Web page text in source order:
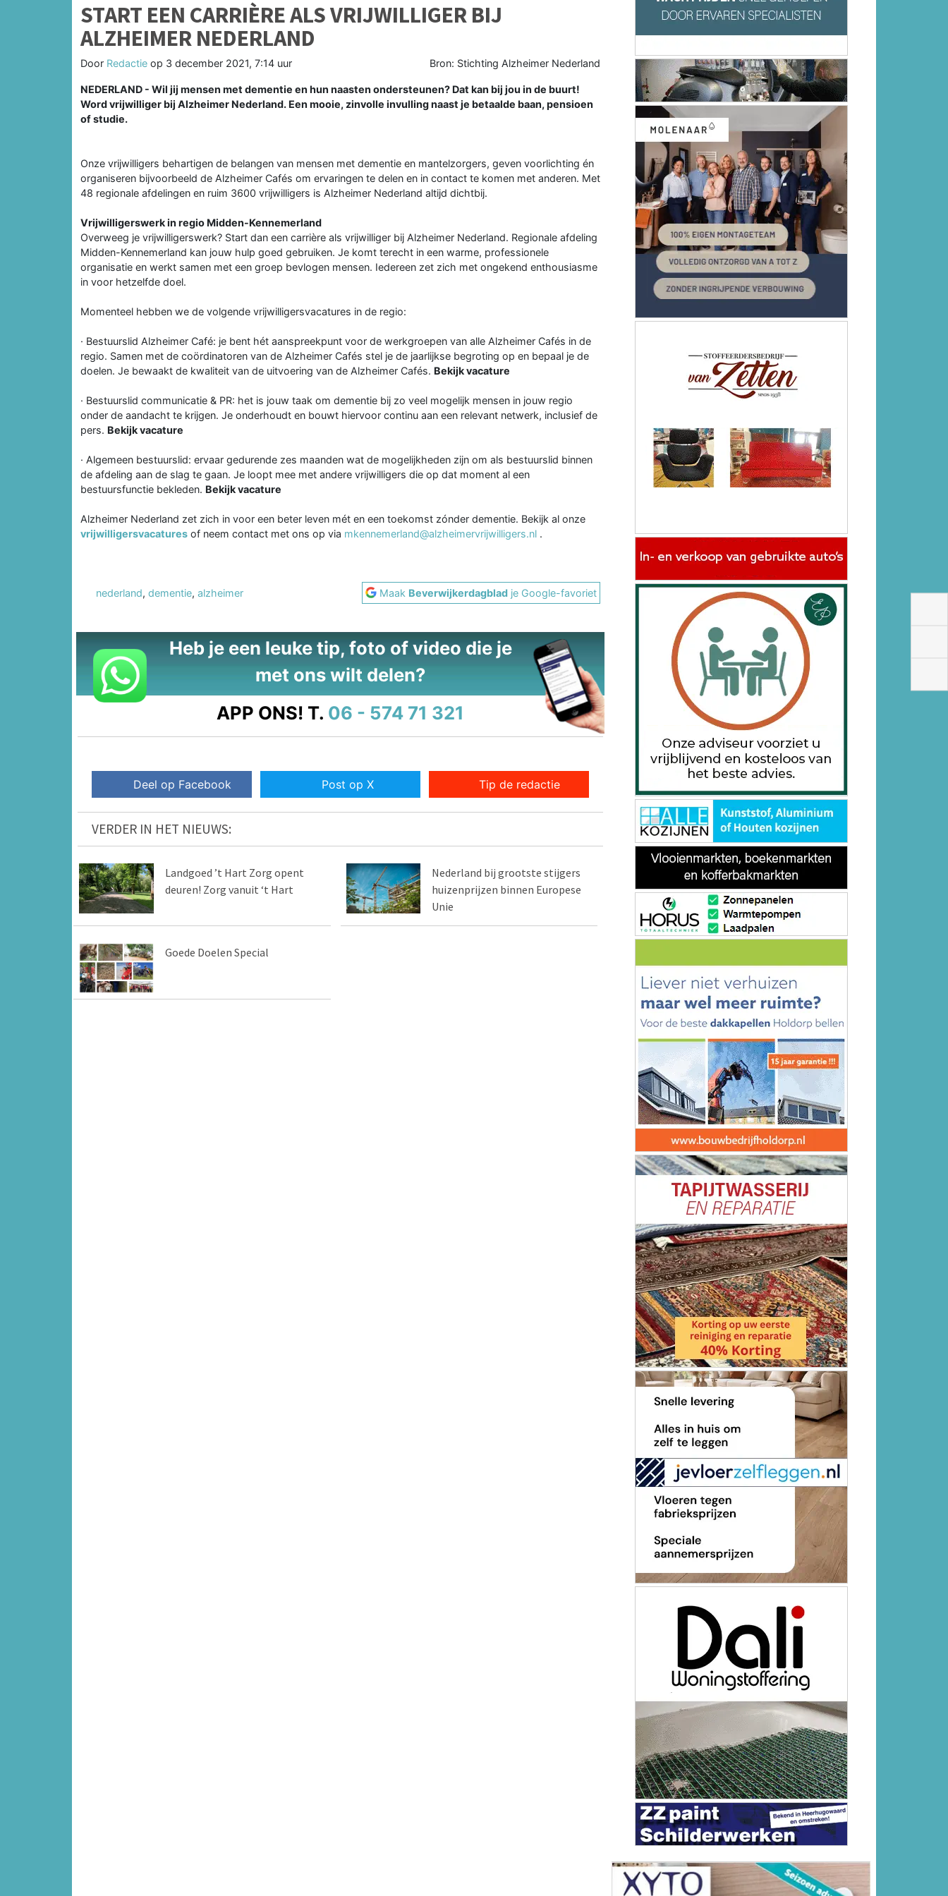
START EEN CARRIÈRE ALS VRIJWILLIGER BIJ
ALZHEIMER NEDERLAND
Door Redactie op 3 december 2021, 7:14 uur Bron: Stichting Alzheimer Nederland
NEDERLAND - Wil jij mensen met dementie en hun naasten ondersteunen? Dat kan bij jou in de buurt!
Word vrijwilliger bij Alzheimer Nederland. Een mooie, zinvolle invulling naast je betaalde baan, pensioen
of studie.
Onze vrijwilligers behartigen de belangen van mensen met dementie en mantelzorgers, geven voorlichting én
organiseren bijvoorbeeld de Alzheimer Cafés om ervaringen te delen en in contact te komen met anderen. Met
48 regionale afdelingen en ruim 3600 vrijwilligers is Alzheimer Nederland altijd dichtbij.
Vrijwilligerswerk in regio Midden-Kennemerland
Overweeg je vrijwilligerswerk? Start dan een carrière als vrijwilliger bij Alzheimer Nederland. Regionale afdeling
Midden-Kennemerland kan jouw hulp goed gebruiken. Je komt terecht in een warme, professionele
organisatie en werkt samen met een groep bevlogen mensen. Iedereen zet zich met ongekend enthousiasme
in voor hetzelfde doel.
Momenteel hebben we de volgende vrijwilligersvacatures in de regio:
· Bestuurslid Alzheimer Café: je bent hét aanspreekpunt voor de werkgroepen van alle Alzheimer Cafés in de
regio. Samen met de coördinatoren van de Alzheimer Cafés stel je de jaarlijkse begroting op en bepaal je de
doelen. Je bewaakt de kwaliteit van de uitvoering van de Alzheimer Cafés. Bekijk vacature
· Bestuurslid communicatie & PR: het is jouw taak om dementie bij zo veel mogelijk mensen in jouw regio
onder de aandacht te krijgen. Je onderhoudt en bouwt hiervoor continu aan een relevant netwerk, inclusief de
pers. Bekijk vacature
· Algemeen bestuurslid: ervaar gedurende zes maanden wat de mogelijkheden zijn om als bestuurslid binnen
de afdeling aan de slag te gaan. Je loopt mee met andere vrijwilligers die op dat moment al een
bestuursfunctie bekleden. Bekijk vacature
Alzheimer Nederland zet zich in voor een beter leven mét en een toekomst zónder dementie. Bekijk al onze
vrijwilligersvacatures of neem contact met ons op via mkennemerland@alzheimervrijwilligers.nl .
nederland, dementie, alzheimer Maak Beverwijkerdagblad je Google-favoriet
Heb je een leuke tip, foto of video die je
met ons wilt delen?
APP ONS! T. 06 - 574 71 321
Deel op Facebook Post op X Tip de redactie
VERDER IN HET NIEUWS:
Landgoed ’t Hart Zorg opent
deuren! Zorg vanuit ‘t Hart
Nederland bij grootste stijgers
huizenprijzen binnen Europese
Unie
Goede Doelen Special